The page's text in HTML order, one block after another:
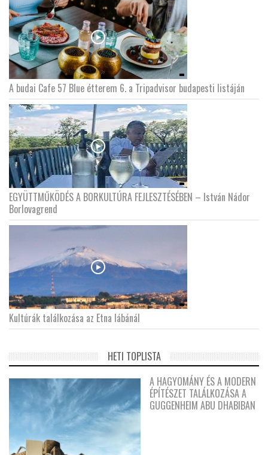
GLOBOBOOK
A budai Cafe 57 Blue étterem 6. a Tripadvisor budapesti listáján
EGYÜTTMŰKÖDÉS A BORKULTÚRA FEJLESZTÉSÉBEN – István Nádor
Borlovagrend
Kultúrák találkozása az Etna lábánál
HETI TOPLISTA
A HAGYOMÁNY ÉS A MODERN
ÉPÍTÉSZET TALÁLKOZÁSA A
GUGGENHEIM ABU DHABIBAN